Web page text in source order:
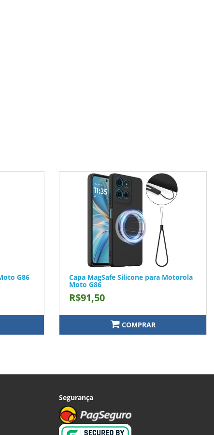
G86 Capa MagSafe Silicone para Motorola
Moto G86
R$91,50
COMPRAR
Segurança